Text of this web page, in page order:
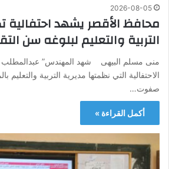
2026-08-05
محافظ الأقصر يشهد احتفالية
التربية والتعليم لبلوغه سن
منى مسلم البيهى شهد المهندس” عبدالمطلب
الاحتفالية التي نظمتها مديرية التربية والتعليم
صفوت…
أكمل القراءة »